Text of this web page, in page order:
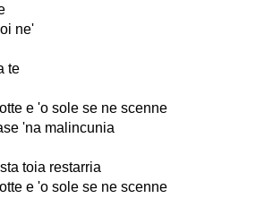
ne'
te
e 'o sole se ne scenne
'na malincunia
toia restarria
e 'o sole se ne scenne